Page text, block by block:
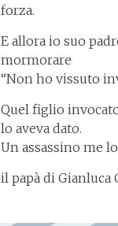
forza.
E allora io suo
mormorare
“Non ho vissuto
Quel figlio
lo aveva dato.
Un assassino me
il papà di Gianluca